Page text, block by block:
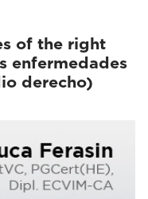
of the right
enfermedades
derecho)